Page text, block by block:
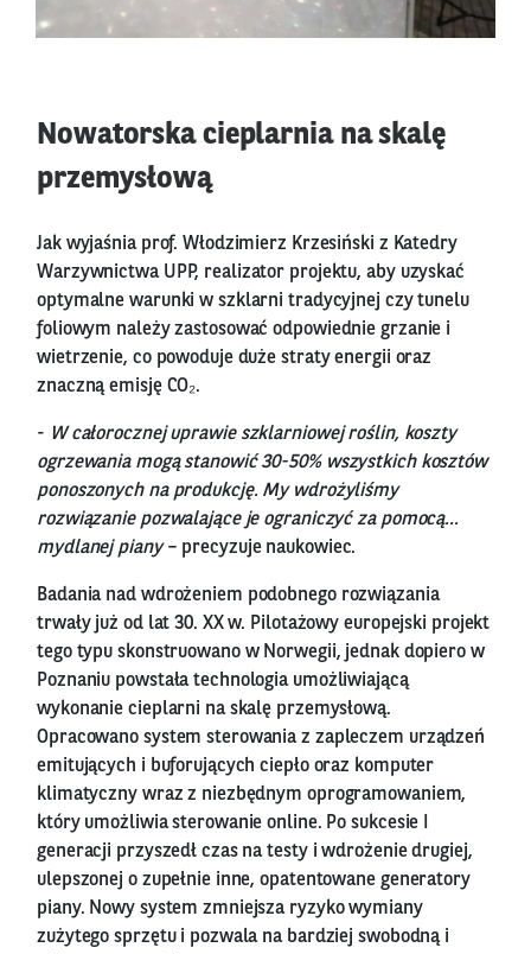
Nowatorska cieplarnia na skalę
przemysłową
Jak wyjaśnia prof. Włodzimierz Krzesiński z Katedry
Warzywnictwa UPP, realizator projektu, aby uzyskać
optymalne warunki w szklarni tradycyjnej czy tunelu
foliowym należy zastosować odpowiednie grzanie i
wietrzenie, co powoduje duże straty energii oraz
znaczną emisję CO₂.
- W całorocznej uprawie szklarniowej roślin, koszty
ogrzewania mogą stanowić 30-50% wszystkich kosztów
ponoszonych na produkcję. My wdrożyliśmy
rozwiązanie pozwalające je ograniczyć za pomocą…
mydlanej piany– precyzuje naukowiec.
Badania nad wdrożeniem podobnego rozwiązania
trwały już od lat 30. XX w. Pilotażowy europejski projekt
tego typu skonstruowano w Norwegii, jednak dopiero w
Poznaniu powstała technologia umożliwiającą
wykonanie cieplarni na skalę przemysłową.
Opracowano system sterowania z zapleczem urządzeń
emitujących i buforujących ciepło oraz komputer
klimatyczny wraz z niezbędnym oprogramowaniem,
który umożliwia sterowanie online. Po sukcesie I
generacji przyszedł czas na testy i wdrożenie drugiej,
ulepszonej o zupełnie inne, opatentowane generatory
piany. Nowy system zmniejsza ryzyko wymiany
zużytego sprzętu i pozwala na bardziej swobodną i